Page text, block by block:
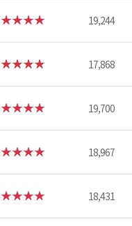
19,244
17,868
19,700
18,967
18,431